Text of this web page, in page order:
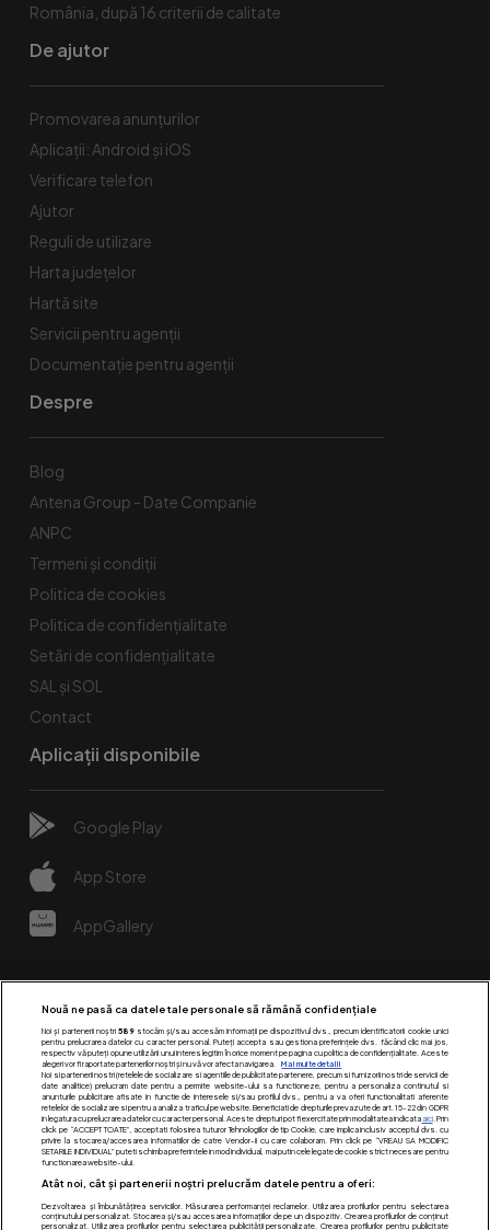
România, după 16 criterii de calitate
De ajutor
Promovarea anunțurilor
Aplicații: Android și iOS
Verificare telefon
Ajutor
Reguli de utilizare
Harta județelor
Hartă site
Servicii pentru agenții
Documentație pentru agenții
Despre
Blog
Antena Group - Date Companie
ANPC
Termeni și condiții
Politica de cookies
Politica de confidențialitate
Setări de confidențialitate
SAL și SOL
Contact
Aplicații disponibile
Google Play
App Store
AppGallery
Urmărește-ne pe:
Nouă ne pasă ca datele tale personale să rămână confidențiale
Noi și partenerii noștri 589stocăm și/sau accesăm informații pe dispozitivul dvs., precum identificatorii cookie unici
pentru prelucrarea datelor cu caracter personal. Puteți accepta sau gestiona preferințele dvs. făcând clic mai jos,
respectiv vă puteți opune utilizării unui interes legitim în orice moment pe pagina cu politica de confidențialitate. Aceste
alegeri vor fi raportate partenerilor noștri și nu vă vor afecta navigarea.
Mai multe detalii
Noi si partenerii nostri (retelele de socializare si agentiile de publicitate partenere, precum si furnizorii nostri de servicii de
date analitice) prelucram date pentru a permite website-ului sa functioneze, pentru a personaliza continutul si
anunturile publicitare afisate in functie de interesele si/sau profilul dvs., pentru a va oferi functionalitati aferente
retelelor de socializare si pentru a analiza traficul pe website. Beneficiati de drepturile prevazute de art. 15-22 din GDPR
in legatura cu prelucrarea datelor cu caracter personal. Aceste drepturi pot fi exercitate prin modalitatea indicataaici. Prin
click pe “ACCEPT TOATE”, acceptati folosirea tuturor Tehnologiilor de tip Cookie, care implica inclusiv acceptul dvs. cu
privire la stocarea/accesarea informatiilor de catre Vendor-ii cu care colaboram. Prin click pe “VREAU SA MODIFIC
SETARILE INDIVIDUAL” puteti schimba preferintele in mod individual, mai putin cele legate de cookie strict necesare pentru
functionarea website-ului.
Atât noi, cât și partenerii noștri prelucrăm datele pentru a oferi:
Dezvoltarea și îmbunătățirea serviciilor. Măsurarea performanței reclamelor. Utilizarea profilurilor pentru selectarea
conținutului personalizat. Stocarea și/sau accesarea informațiilor de pe un dispozitiv. Crearea profilurilor de conținut
personalizat. Utilizarea profilurilor pentru selectarea publicității personalizate. Crearea profilurilor pentru publicitate